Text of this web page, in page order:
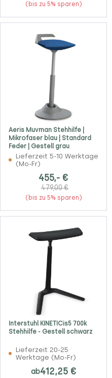
(bis zu 5% sparen)
Aeris Muvman Stehhilfe |
Mikrofaser blau | Standard
Feder | Gestell grau
Lieferzeit 5-10 Werktage
(Mo-Fr)
455,- €
479,00 €
(bis zu 5% sparen)
Interstuhl KINETICis5 700k
Stehhilfe - Gestell schwarz
Lieferzeit 20-25
Werktage (Mo-Fr)
ab412,25 €